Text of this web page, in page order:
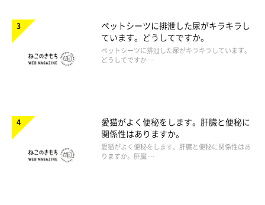
ペットシーツに排泄した尿がキラキラし
ています。どうしてですか。
ペットシーツに排泄した尿がキラキラしています。
どうしてですか …
愛猫がよく便秘をします。肝臓と便秘に
関係性はありますか。
愛猫がよく便秘をします。肝臓と便秘に関係性はあ
りますか。肝臓 …